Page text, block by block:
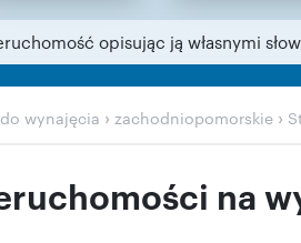
opisując ją własnymi
wynajęcia › zachodniopomorskie ›
na